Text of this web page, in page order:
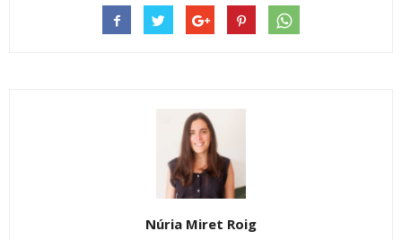
Núria Miret Roig